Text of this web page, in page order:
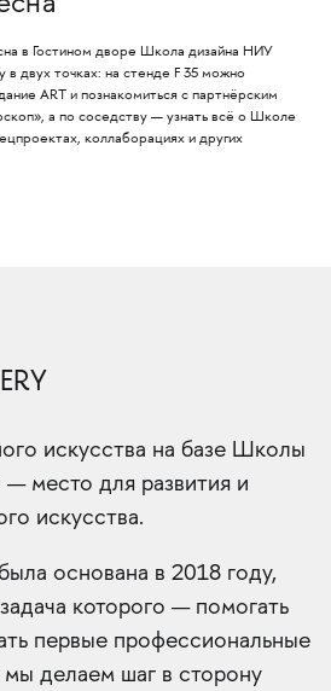
в Гостином дворе Школа дизайна НИУ
двух точках: на стенде F 35 можно
ART и познакомиться с партнёрским
а по соседству — узнать всё о Школе
коллаборациях и других
искусства на базе Школы
место для развития и
искусства.
основана в 2018 году,
которого — помогать
первые профессиональные
делаем шаг в сторону